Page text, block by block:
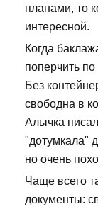
планами, то
интересной.
Когда
поперчить
Без
свободна в
Алычка
"дотумкала"
но очень
Чаще всего
документы: